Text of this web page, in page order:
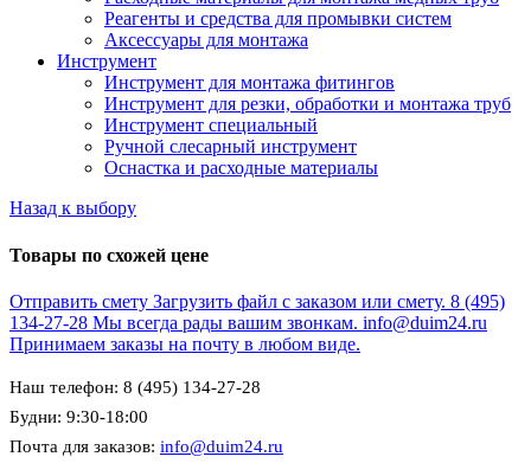
Реагенты и средства для промывки систем
Аксессуары для монтажа
Инструмент
Инструмент для монтажа фитингов
Инструмент для резки, обработки и монтажа труб
Инструмент специальный
Ручной слесарный инструмент
Оснастка и расходные материалы
Назад к выбору
Товары по схожей цене
Отправить смету Загрузить файл с заказом или смету. 8 (495)
134-27-28 Мы всегда рады вашим звонкам. info@duim24.ru
Принимаем заказы на почту в любом виде.
Наш телефон: 8 (495) 134-27-28
Будни: 9:30-18:00
Почта для заказов: info@duim24.ru